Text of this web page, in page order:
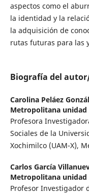
aspectos como el
la identidad y la
la adquisición de
rutas futuras para las
Biografía del
Carolina Peláez
Metropolitana unidad
Profesora
Sociales de la
Xochimilco (UAM-X),
Carlos García
Metropolitana unidad
Profesor Investigador